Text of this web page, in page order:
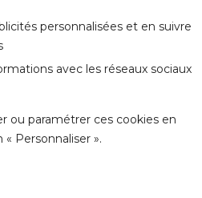
personnalisées et en suivre
avec les réseaux sociaux
ou paramétrer ces cookies en
Personnaliser ».
LA
NOUS
TARIFS
LISTE